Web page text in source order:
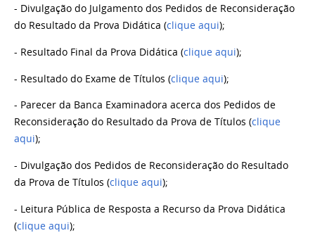
- Divulgação do Julgamento dos Pedidos de Reconsideração
do Resultado da Prova Didática (clique aqui);
- Resultado Final da Prova Didática (clique aqui);
- Resultado do Exame de Títulos (clique aqui);
- Parecer da Banca Examinadora acerca dos Pedidos de
Reconsideração do Resultado da Prova de Títulos (clique
aqui);
- Divulgação dos Pedidos de Reconsideração do Resultado
da Prova de Títulos (clique aqui);
- Leitura Pública de Resposta a Recurso da Prova Didática
(clique aqui);